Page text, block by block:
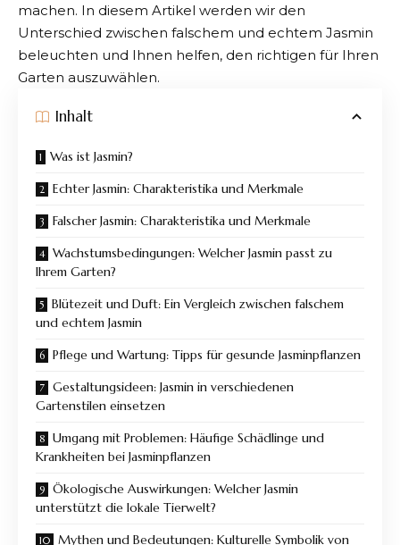
machen. In diesem Artikel werden wir den
Unterschied zwischen falschem und echtem Jasmin
beleuchten und Ihnen helfen, den richtigen für Ihren
Garten auszuwählen.
Inhalt
Was ist Jasmin?
Echter Jasmin: Charakteristika und Merkmale
Falscher Jasmin: Charakteristika und Merkmale
Wachstumsbedingungen: Welcher Jasmin passt zu
Ihrem Garten?
Blütezeit und Duft: Ein Vergleich zwischen falschem
und echtem Jasmin
Pflege und Wartung: Tipps für gesunde Jasminpflanzen
Gestaltungsideen: Jasmin in verschiedenen
Gartenstilen einsetzen
Umgang mit Problemen: Häufige Schädlinge und
Krankheiten bei Jasminpflanzen
Ökologische Auswirkungen: Welcher Jasmin
unterstützt die lokale Tierwelt?
Mythen und Bedeutungen: Kulturelle Symbolik von